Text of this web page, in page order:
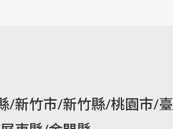
/新竹市/新竹縣/桃園市/臺